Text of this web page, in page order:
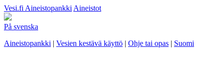
Vesi.fi Aineistopankki Aineistot
På svenska
Aineistopankki | Vesien kestävä käyttö | Ohje tai opas | Suomi